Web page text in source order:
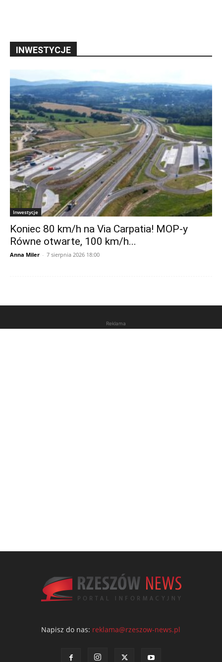
INWESTYCJE
Inwestycje
Koniec 80 km/h na Via Carpatia! MOP-y
Równe otwarte, 100 km/h...
Anna Miler - 7 sierpnia 2026 18:00
Reklama
Napisz do nas: reklama@rzeszow-news.pl